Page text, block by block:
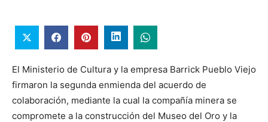
El Ministerio de Cultura y la empresa Barrick Pueblo Viejo
firmaron la segunda enmienda del acuerdo de
colaboración, mediante la cual la compañía minera se
compromete a la construcción del Museo del Oro y la